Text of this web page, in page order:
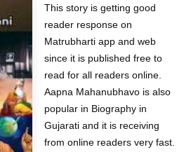
This story is getting good
reader response on
Matrubharti app and web
since it is published free to
read for all readers online.
Aapna Mahanubhavo is also
popular in Biography in
Gujarati and it is receiving
from online readers very fast.